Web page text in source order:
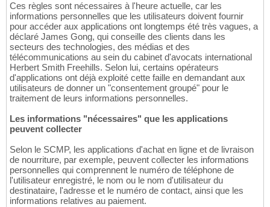
Ces règles sont nécessaires à l'heure actuelle, car les
informations personnelles que les utilisateurs doivent fournir
pour accéder aux applications ont longtemps été très vagues, a
déclaré James Gong, qui conseille des clients dans les
secteurs des technologies, des médias et des
télécommunications au sein du cabinet d'avocats international
Herbert Smith Freehills. Selon lui, certains opérateurs
d'applications ont déjà exploité cette faille en demandant aux
utilisateurs de donner un "consentement groupé" pour le
traitement de leurs informations personnelles.
Les informations "nécessaires" que les applications
peuvent collecter
Selon le SCMP, les applications d'achat en ligne et de livraison
de nourriture, par exemple, peuvent collecter les informations
personnelles qui comprennent le numéro de téléphone de
l'utilisateur enregistré, le nom ou le nom d'utilisateur du
destinataire, l'adresse et le numéro de contact, ainsi que les
informations relatives au paiement.